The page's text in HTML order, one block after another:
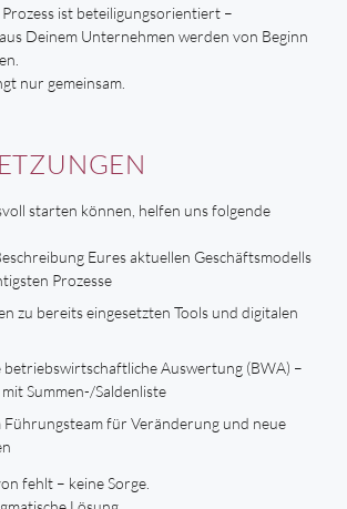
ist beteiligungsorientiert –
Deinem Unternehmen werden von Beginn
nur gemeinsam.
starten können, helfen uns folgende
Eures aktuellen Geschäftsmodells
Prozesse
zu bereits eingesetzten Tools und digitalen
betriebswirtschaftliche Auswertung (BWA) –
Summen-/Saldenliste
für Veränderung und neue
fehlt – keine Sorge.